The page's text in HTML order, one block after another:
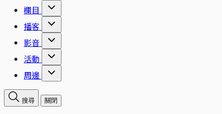
欄目
播客
影音
活動
周邊
搜尋 關閉